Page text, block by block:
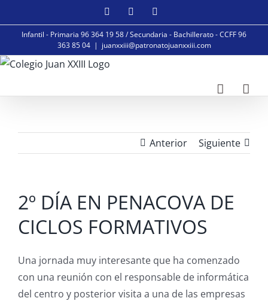
al
contenido
FacebookInstagram
Infantil - Primaria 96 364 19 58 / Secundaria - Bachillerato - CCFF 96
363 85 04 | juanxxiii@patronatojuanxxiii.com
Anterior Siguiente
2º DÍA EN PENACOVA DE
CICLOS FORMATIVOS
Una jornada muy interesante que ha comenzado
con una reunión con el responsable de informática
del centro y posterior visita a una de las empresas